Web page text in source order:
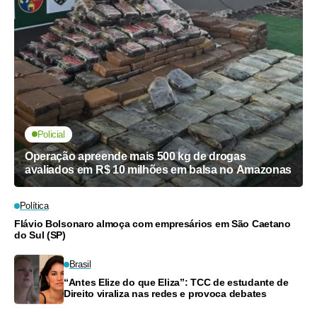
Policial
Operação apreende mais 500 kg de drogas
avaliados em R$ 10 milhões em balsa no Amazonas
Política
Flávio Bolsonaro almoça com empresários em São Caetano
do Sul (SP)
Brasil
“Antes Elize do que Eliza”: TCC de estudante de
Direito viraliza nas redes e provoca debates